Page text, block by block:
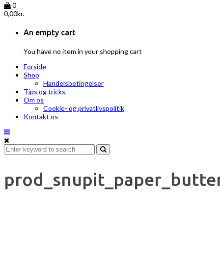
0
0,00kr.
An empty cart
You have no item in your shopping cart
Forside
Shop
Handelsbetingelser
Tips og tricks
Om os
Cookie- og privatlivspolitik
Kontakt os